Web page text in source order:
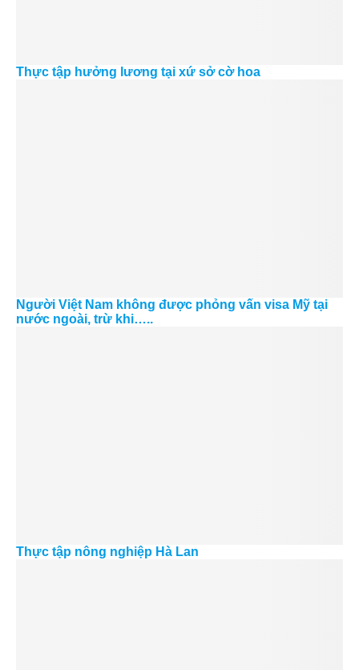
Thực tập hưởng lương tại xứ sở cờ hoa
Người Việt Nam không được phỏng vấn visa Mỹ tại
nước ngoài, trừ khi…..
Thực tập nông nghiệp Hà Lan